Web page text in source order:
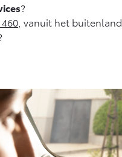
?
, vanuit het buitenland